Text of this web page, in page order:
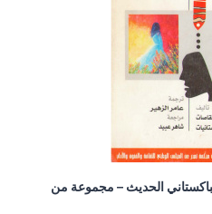
الحديث – مجموعة من